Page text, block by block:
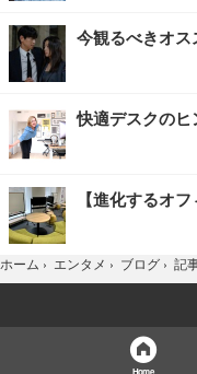
今観るべきオス
快適デスクの
【進化するオフ
ホーム › エンタメ › ブログ › 記
Home